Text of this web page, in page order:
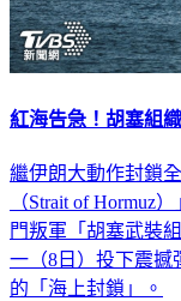
紅海告急！胡塞組
繼伊朗大動作封鎖
（Strait of Hormuz
門叛軍「胡塞武裝
一（8日）投下震撼
的「海上封鎖」。